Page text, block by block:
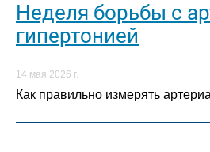
Неделя борьбы с
гипертонией
14 мая 2026 г.
Как правильно измерять